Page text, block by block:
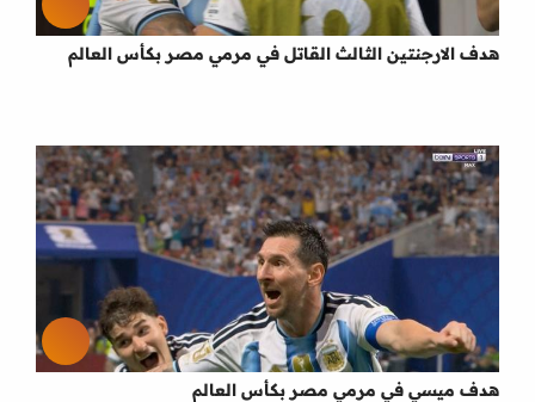
هدف الارجنتين الثالث القاتل في مرمي مصر بكأس العالم
هدف ميسي في مرمي مصر بكأس العالم